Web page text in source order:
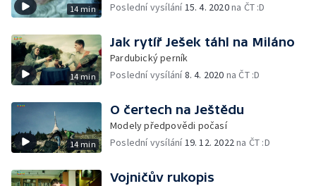
14 min
Poslední vysílání15. 4. 2020na ČT :D
14 min
Jak rytíř Ješek táhl na Miláno
Pardubický perník
Poslední vysílání8. 4. 2020 na ČT :D
14 min
O čertech na Ještědu
Modely předpovědi počasí
Poslední vysílání19. 12. 2022na ČT :D
Vojničův rukopis